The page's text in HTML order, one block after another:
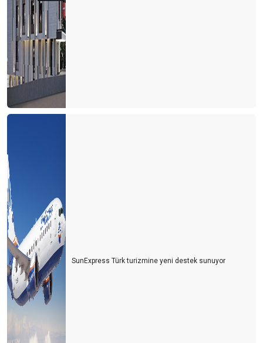
SunExpress Türk turizmine yeni destek sunuyor